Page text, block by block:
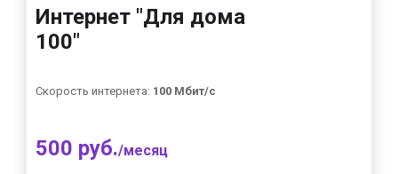
Интернет "Для дома
100"
Скорость интернета: 100 Мбит/с
500 руб./месяц